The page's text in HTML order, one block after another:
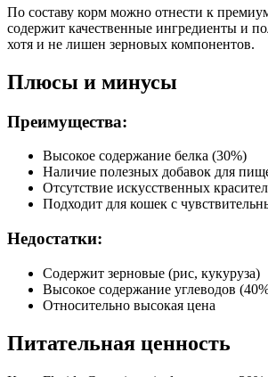
Белок (%)
30
Жир (%)
15
Клетчатка (%)
2.4
Влага (%)
7
По составу корм можно отнести к
содержит качественные ингредиенты и
хотя и не лишен зерновых компонентов.
Плюсы и минусы
Преимущества:
Высокое содержание белка (30%)
Наличие полезных добавок для
Отсутствие искусственных
Подходит для кошек с
Недостатки:
Содержит зерновые (рис, кукуруза)
Высокое содержание углеводов
Относительно высокая цена
Питательная ценность